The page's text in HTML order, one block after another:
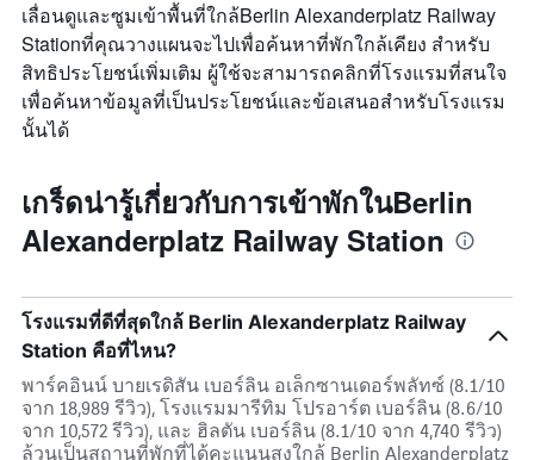
เลื่อนดูและซูมเข้าพื้นที่ใกล้Berlin Alexanderplatz Railway
Stationที่คุณวางแผนจะไปเพื่อค้นหาที่พักใกล้เคียง สำหรับ
สิทธิประโยชน์เพิ่มเติม ผู้ใช้จะสามารถคลิกที่โรงแรมที่สนใจ
เพื่อค้นหาข้อมูลที่เป็นประโยชน์และข้อเสนอสำหรับโรงแรม
นั้นได้
เกร็ดน่ารู้เกี่ยวกับการเข้าพักในBerlin
Alexanderplatz Railway Station
โรงแรมที่ดีที่สุดใกล้ Berlin Alexanderplatz Railway
Station คือที่ไหน?
พาร์คอินน์ บายเรดิสัน เบอร์ลิน อเล็กซานเดอร์พลัทซ์ (8.1/10
จาก 18,989 รีวิว), โรงแรมมารีทิม โปรอาร์ต เบอร์ลิน (8.6/10
จาก 10,572 รีวิว), และ ฮิลตัน เบอร์ลิน (8.1/10 จาก 4,740 รีวิว)
ล้วนเป็นสถานที่พักที่ได้คะแนนสูงใกล้ Berlin Alexanderplatz